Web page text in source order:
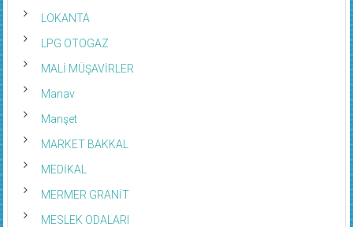
LOKANTA
LPG OTOGAZ
MALİ MÜŞAVİRLER
Manav
Manşet
MARKET BAKKAL
MEDİKAL
MERMER GRANİT
MESLEK ODALARI